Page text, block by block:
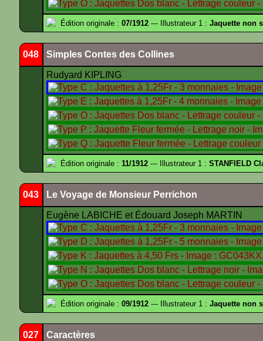
Édition originale : 07/1912 --- Illustrateur 1 : Jaquette non
048 Simples Contes des Collines
Rudyard KIPLING
Édition originale : 11/1912 --- Illustrateur 1 : STANFIELD
043 Le Voyage de Monsieur Perrichon
Eugène LABICHE et Édouard Joseph MARTIN
Édition originale : 09/1912 --- Illustrateur 1 : Jaquette non
027 Caractères